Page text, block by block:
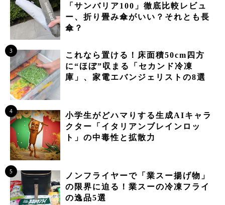
「サンバリア100」徹底比較レビュ
ー、折り畳み傘がいい？それとも長
傘？
3
これなら置ける！床面積50cm四方
に“ほぼ”収まる「セカンド冷凍
庫」、家電エバンジェリストの8選
4
小学生がどハマりする生成AIキャラ
クター「イタリアンブレインロッ
ト」の中毒性と拡散力
5
ノンフライヤーで「業スー揚げ物」
の限界に迫る！業スーの冷凍フライ
の逸品5選